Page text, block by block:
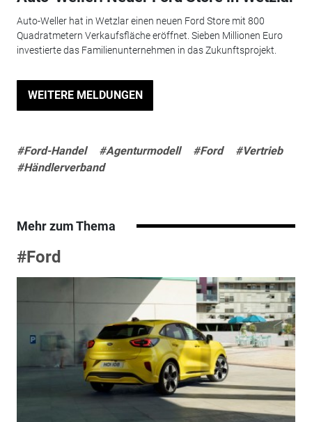
Auto-Weller hat in Wetzlar einen neuen Ford Store mit 800
Quadratmetern Verkaufsfläche eröffnet. Sieben Millionen Euro
investierte das Familienunternehmen in das Zukunftsprojekt.
WEITERE MELDUNGEN
#Ford-Handel #Agenturmodell #Ford
#Vertrieb
#Händlerverband
Mehr zum Thema
#Ford